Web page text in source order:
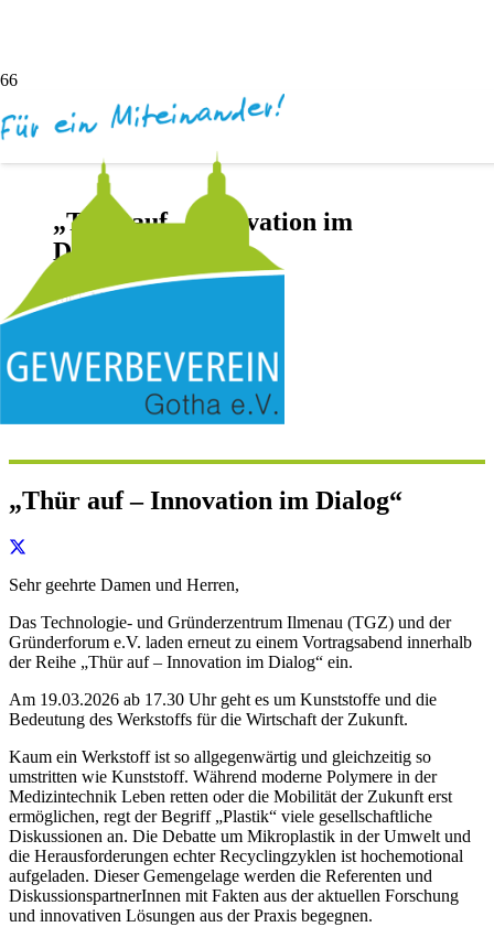
„Thür auf – Innovation im
Dialog“
vor 5 Monaten
„Thür auf – Innovation im Dialog“
Sehr geehrte Damen und Herren,
Das Technologie- und Gründerzentrum Ilmenau (TGZ) und der
Gründerforum e.V. laden erneut zu einem Vortragsabend innerhalb
der Reihe „Thür auf – Innovation im Dialog“ ein.
Am 19.03.2026 ab 17.30 Uhr geht es um Kunststoffe und die
Bedeutung des Werkstoffs für die Wirtschaft der Zukunft.
Kaum ein Werkstoff ist so allgegenwärtig und gleichzeitig so
umstritten wie Kunststoff. Während moderne Polymere in der
Medizintechnik Leben retten oder die Mobilität der Zukunft erst
ermöglichen, regt der Begriff „Plastik“ viele gesellschaftliche
Diskussionen an. Die Debatte um Mikroplastik in der Umwelt und
die Herausforderungen echter Recyclingzyklen ist hochemotional
aufgeladen. Dieser Gemengelage werden die Referenten und
DiskussionspartnerInnen mit Fakten aus der aktuellen Forschung
und innovativen Lösungen aus der Praxis begegnen.